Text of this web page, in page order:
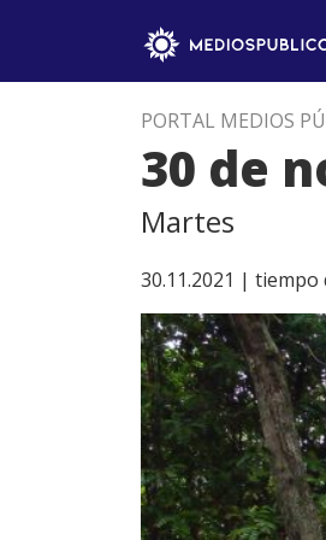
PORTAL MEDIOS
30 de
Martes
30.11.2021 | tiempo